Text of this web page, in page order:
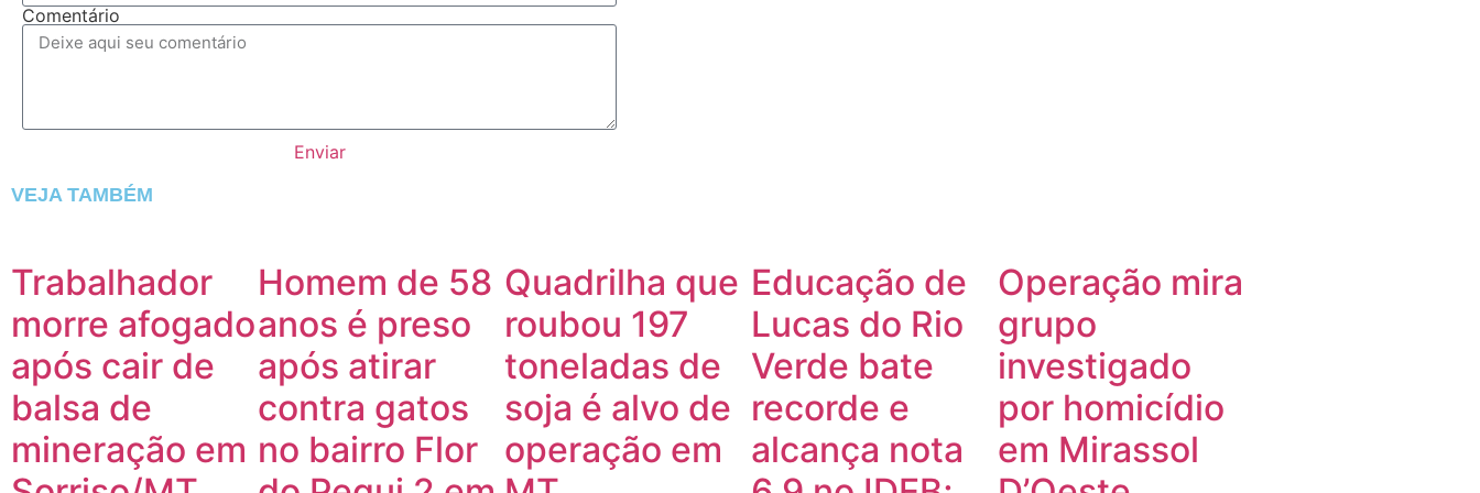
Comentário
Enviar
VEJA TAMBÉM
Trabalhador
morre afogado
após cair de
balsa de
mineração em
Homem de 58
anos é preso
após atirar
contra gatos
no bairro Flor
Quadrilha que
roubou 197
toneladas de
soja é alvo de
operação em
Educação de
Lucas do Rio
Verde bate
recorde e
alcança nota
Operação mira
grupo
investigado
por homicídio
em Mirassol